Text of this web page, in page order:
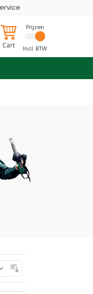
Cart
Prijzen
Incl. BTW